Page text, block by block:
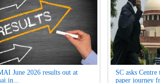
June 2026 results out at
SC asks
paper journey